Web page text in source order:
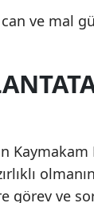
can ve mal
Kaymakam
ve